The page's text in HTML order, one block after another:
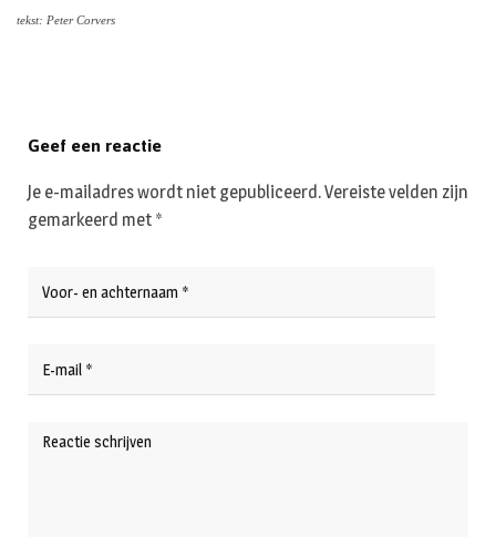
tekst: Peter Corvers
Geef een reactie
Je e-mailadres wordt niet gepubliceerd.Vereiste velden zijn
gemarkeerd met *